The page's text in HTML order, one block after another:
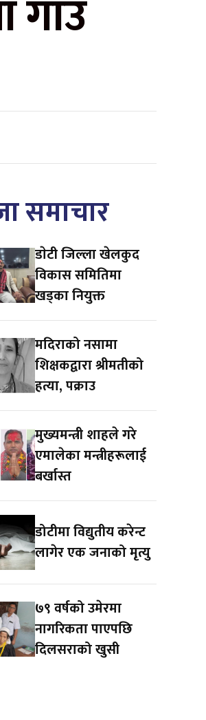
गाउँ
समाचार
डाेटी जिल्ला खेलकुद
विकास समितिमा
खड्का नियुक्त
मदिराको नसामा
शिक्षकद्वारा श्रीमतीको
हत्या, पक्राउ
मुख्यमन्त्री शाहले गरे
एमालेका मन्त्रीहरूलाई
बर्खास्त
डोटीमा विद्युतीय करेन्ट
लागेर एक जनाको मृत्यु
७९ वर्षको उमेरमा
नागरिकता पाएपछि
दिलसराको खुसी